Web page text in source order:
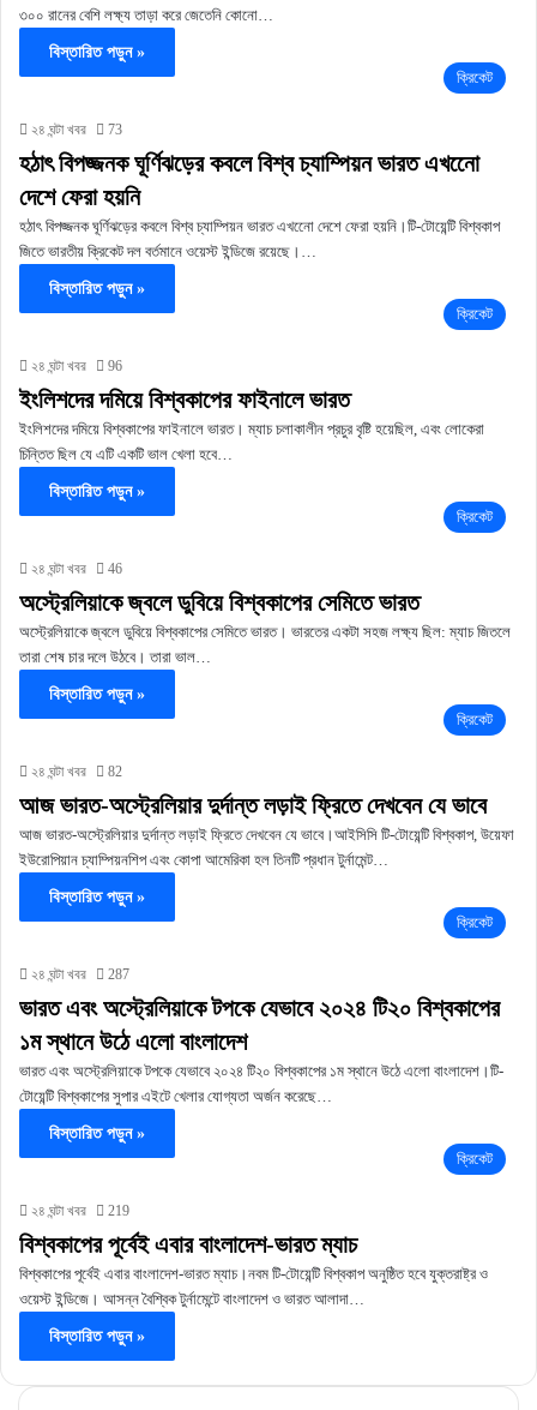
৩০০ রানের বেশি লক্ষ্য তাড়া করে জেতেনি কোনো…
বিস্তারিত পড়ুন »
ক্রিকেট
২৪ ঘন্টা খবর 73
হঠাৎ বিপজ্জনক ঘূর্ণিঝড়ের কবলে বিশ্ব চ্যাম্পিয়ন ভারত এখনেো
দেশে ফেরা হয়নি
হঠাৎ বিপজ্জনক ঘূর্ণিঝড়ের কবলে বিশ্ব চ্যাম্পিয়ন ভারত এখনেো দেশে ফেরা হয়নি।টি-টোয়েন্টি বিশ্বকাপ
জিতে ভারতীয় ক্রিকেট দল বর্তমানে ওয়েস্ট ইন্ডিজে রয়েছে।…
বিস্তারিত পড়ুন »
ক্রিকেট
২৪ ঘন্টা খবর 96
ইংলিশদের দমিয়ে বিশ্বকাপের ফাইনালে ভারত
ইংলিশদের দমিয়ে বিশ্বকাপের ফাইনালে ভারত। ম্যাচ চলাকালীন প্রচুর বৃষ্টি হয়েছিল, এবং লোকেরা
চিন্তিত ছিল যে এটি একটি ভাল খেলা হবে…
বিস্তারিত পড়ুন »
ক্রিকেট
২৪ ঘন্টা খবর 46
অস্ট্রেলিয়াকে জ্বলে ডুবিয়ে বিশ্বকাপের সেমিতে ভারত
অস্ট্রেলিয়াকে জ্বলে ডুবিয়ে বিশ্বকাপের সেমিতে ভারত। ভারতের একটা সহজ লক্ষ্য ছিল: ম্যাচ জিতলে
তারা শেষ চার দলে উঠবে। তারা ভাল…
বিস্তারিত পড়ুন »
ক্রিকেট
২৪ ঘন্টা খবর 82
আজ ভারত-অস্ট্রেলিয়ার দুর্দান্ত লড়াই ফ্রিতে দেখবেন যে ভাবে
আজ ভারত-অস্ট্রেলিয়ার দুর্দান্ত লড়াই ফ্রিতে দেখবেন যে ভাবে।আইসিসি টি-টোয়েন্টি বিশ্বকাপ, উয়েফা
ইউরোপিয়ান চ্যাম্পিয়নশিপ এবং কোপা আমেরিকা হল তিনটি প্রধান টুর্নামেন্ট…
বিস্তারিত পড়ুন »
ক্রিকেট
২৪ ঘন্টা খবর 287
ভারত এবং অস্ট্রেলিয়াকে টপকে যেভাবে ২০২৪ টি২০ বিশ্বকাপের
১ম স্থানে উঠে এলো বাংলাদেশ
ভারত এবং অস্ট্রেলিয়াকে টপকে যেভাবে ২০২৪ টি২০ বিশ্বকাপের ১ম স্থানে উঠে এলো বাংলাদেশ।টি-
টোয়েন্টি বিশ্বকাপের সুপার এইটে খেলার যোগ্যতা অর্জন করেছে…
বিস্তারিত পড়ুন »
ক্রিকেট
২৪ ঘন্টা খবর 219
বিশ্বকাপের পূর্বেই এবার বাংলাদেশ-ভারত ম্যাচ
বিশ্বকাপের পূর্বেই এবার বাংলাদেশ-ভারত ম্যাচ।নবম টি-টোয়েন্টি বিশ্বকাপ অনুষ্ঠিত হবে যুক্তরাষ্ট্র ও
ওয়েস্ট ইন্ডিজে। আসন্ন বৈশ্বিক টুর্নামেন্টে বাংলাদেশ ও ভারত আলাদা…
বিস্তারিত পড়ুন »